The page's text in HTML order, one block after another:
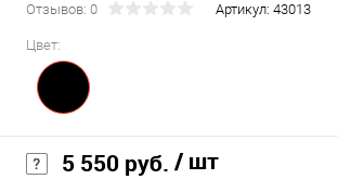
Отзывов: 0 Артикул: 43013
Цвет:
5 550 руб. / шт